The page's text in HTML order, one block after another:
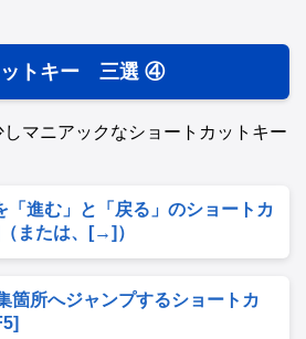
ットキー 三選 ④
マニアックなショートカットキー
「進む」と「戻る」のショートカ
または、[→]）
箇所へジャンプするショートカ